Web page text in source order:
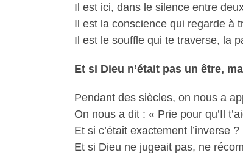
Il est ici, dans le silence entre
Il est la conscience qui regarde à
Il est le souffle qui te traverse, la
Et si Dieu n’était pas un être,
Pendant des siècles, on nous a
On nous a dit : « Prie pour qu’Il
Et si c’était exactement l’inverse ?
Et si Dieu ne jugeait pas, ne